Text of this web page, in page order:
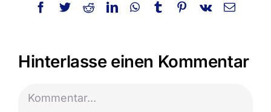
nach:
Facebook
TwitterRedditLinkedInWhatsApp
TumblrPinterest
Vk
E-
Hinterlasse einen Kommentar
Kommentar